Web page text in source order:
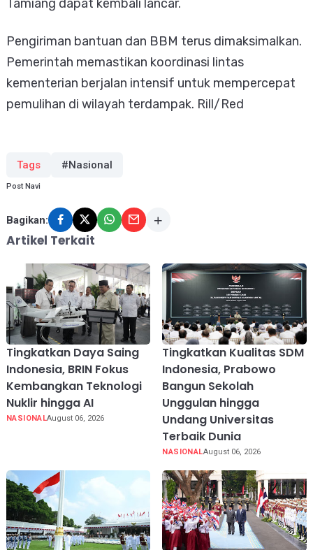
Tamiang dapat kembali lancar.
Pengiriman bantuan dan BBM terus dimaksimalkan.
Pemerintah memastikan koordinasi lintas
kementerian berjalan intensif untuk mempercepat
pemulihan di wilayah terdampak. Rill/Red
Tags #Nasional
Post Navi
Bagikan:
Artikel Terkait
Tingkatkan Daya Saing
Indonesia, BRIN Fokus
Kembangkan Teknologi
Nuklir hingga AI
NASIONALAugust 06, 2026
Tingkatkan Kualitas SDM
Indonesia, Prabowo
Bangun Sekolah
Unggulan hingga
Undang Universitas
Terbaik Dunia
NASIONALAugust 06, 2026